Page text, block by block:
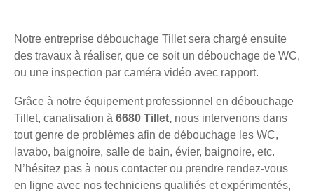
Notre entreprise débouchage Tillet sera chargé ensuite
des travaux à réaliser, que ce soit un débouchage de WC,
ou une inspection par caméra vidéo avec rapport.
Grâce à notre équipement professionnel en débouchage
Tillet, canalisation à 6680 Tillet, nous intervenons dans
tout genre de problèmes afin de débouchage les WC,
lavabo, baignoire, salle de bain, évier, baignoire, etc.
N’hésitez pas à nous contacter ou prendre rendez-vous
en ligne avec nos techniciens qualifiés et expérimentés,